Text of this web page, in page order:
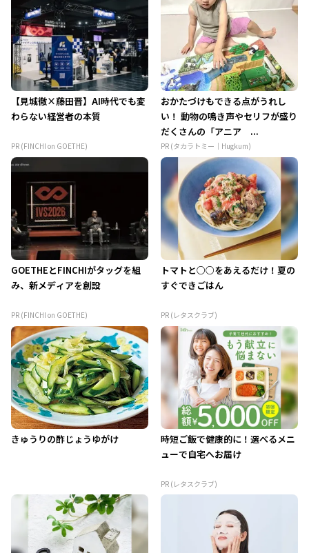
【見城徹×藤田晋】AI時代でも変
わらない経営者の本質
PR (FINCHI on GOETHE)
おかたづけもできる点がうれし
い！ 動物の鳴き声やセリフが盛り
だくさんの「アニア ...
PR (タカラトミー｜Hugkum)
GOETHEとFINCHIがタッグを組
み、新メディアを創設
PR (FINCHI on GOETHE)
トマトと○○をあえるだけ！夏の
すぐできごはん
PR (レタスクラブ)
きゅうりの酢じょうゆがけ
時短ご飯で健康的に！選べるメニ
ューで自宅へお届け
PR (レタスクラブ)